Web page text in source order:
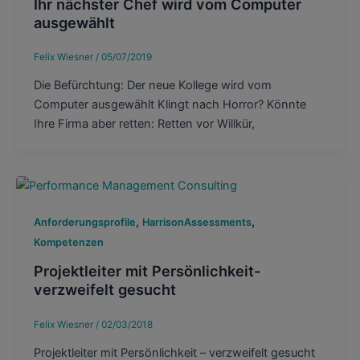
Ihr nächster Chef wird vom Computer
ausgewählt
Felix Wiesner / 05/07/2019
Die Befürchtung: Der neue Kollege wird vom
Computer ausgewählt Klingt nach Horror? Könnte
Ihre Firma aber retten: Retten vor Willkür,
Anforderungsprofile, HarrisonAssessments,
Kompetenzen
Projektleiter mit Persönlichkeit-
verzweifelt gesucht
Felix Wiesner / 02/03/2018
Projektleiter mit Persönlichkeit – verzweifelt gesucht